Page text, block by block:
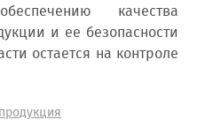
качества
и ее безопасности
остается на контроле